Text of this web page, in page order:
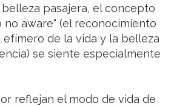
pasajera, el concepto
no aware" (el reconocimiento
de la vida y la belleza
se siente especialmente
reflejan el modo de vida de